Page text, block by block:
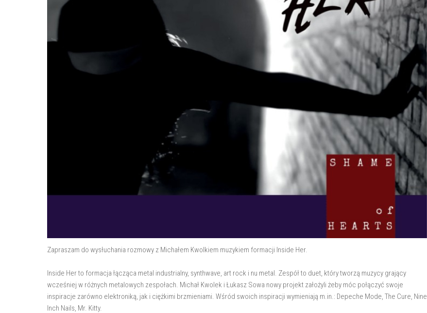
Zapraszam do wysłuchania rozmowy z Michałem Kwolkiem muzykiem formacji Inside Her.
Inside Her to formacja łącząca metal industrialny, synthwave, art rock i nu metal. Zespół to duet, który tworzą muzycy grający
wcześniej w różnych metalowych zespołach. Michał Kwolek i Łukasz Sowa nowy projekt założyli żeby móc połączyć swoje
inspiracje zarówno elektroniką, jak i ciężkimi brzmieniami. Wśród swoich inspiracji wymieniają m.in.: Depeche Mode, The Cure, Nine
Inch Nails, Mr. Kitty.